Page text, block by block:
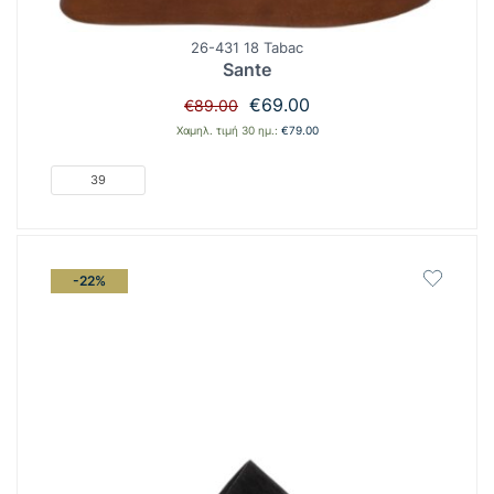
26-431 18 Tabac
Sante
€89.00 Original
price
€69.00
τρέχουσα
Χαμηλ. τιμή 30 ημ.: €79.00
39
-22%